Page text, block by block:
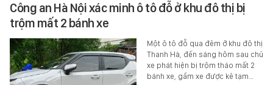
Công an Hà Nội xác minh ô tô đỗ ở khu đô thị bị
trộm mất 2 bánh xe
Một ô tô đỗ qua đêm ở khu đô thị
Thanh Hà, đến sáng hôm sau chủ
xe phát hiện bị trộm tháo mất 2
bánh xe, gầm xe được kê tạm…